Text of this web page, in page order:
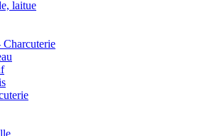
laitue